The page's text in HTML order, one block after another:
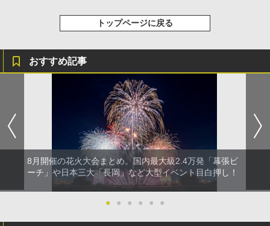
トップページに戻る
おすすめ記事
8月開催の花火大会まとめ。国内最大級2.4万発「幕張ビ
ーチ」や日本三大「長岡」など大型イベント目白押し！
● ● ● ● ● ●